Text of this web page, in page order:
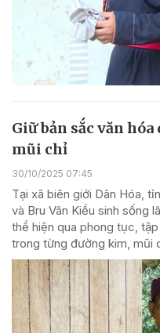
Giữ bản sắc văn
mũi chỉ
30/10/2025 07:45
Tại xã biên giới Dân Hóa,
và Bru Vân Kiều sinh sống
thể hiện qua phong tục,
trong từng đường kim, mũi